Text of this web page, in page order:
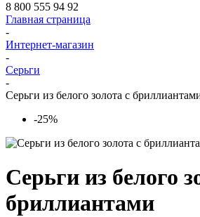
8 800 555 94 92
Главная страница
-
Интернет-магазин
-
Серьги
-
Серьги из белого золота с
-25%
Серьги из белого
бриллиантами